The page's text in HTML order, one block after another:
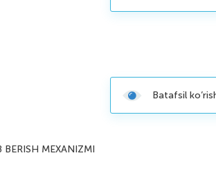
Batafsil
MEXANIZMI